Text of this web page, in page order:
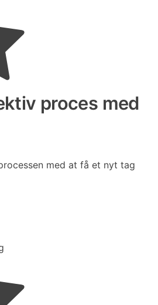
proces med
med at få et nyt tag